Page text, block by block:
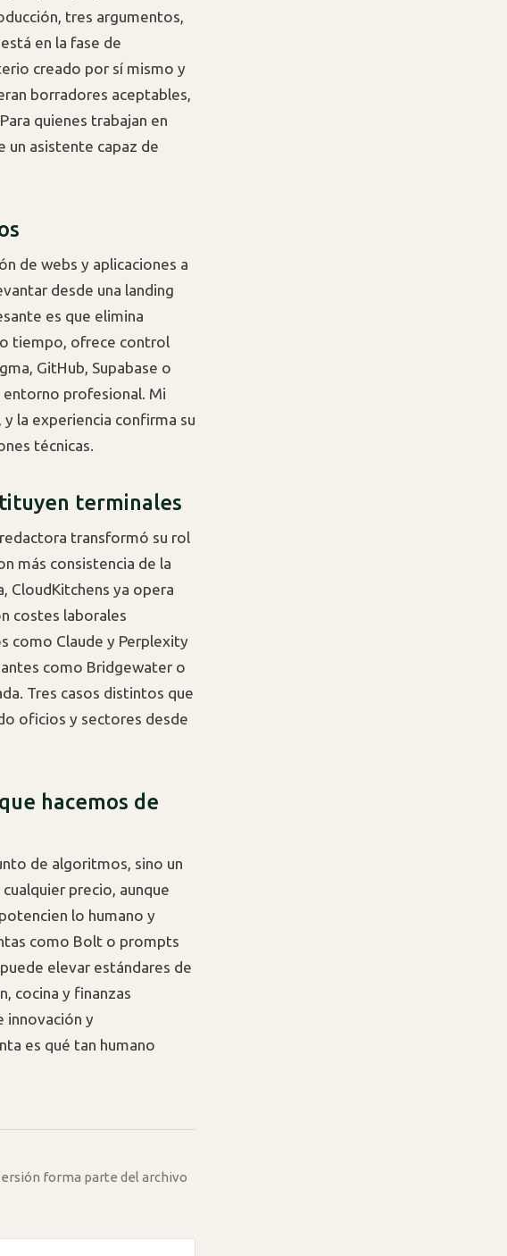
tres argumentos,
en la fase de
creado por sí mismo y
borradores aceptables,
quienes trabajan en
un asistente capaz de
de webs y aplicaciones a
desde una landing
es que elimina
tiempo, ofrece control
GitHub, Supabase o
entorno profesional. Mi
la experiencia confirma su
técnicas.
terminales
transformó su rol
más consistencia de la
CloudKitchens ya opera
costes laborales
como Claude y Perplexity
como Bridgewater o
Tres casos distintos que
oficios y sectores desde
hacemos de
de algoritmos, sino un
precio, aunque
lo humano y
como Bolt o prompts
elevar estándares de
cocina y finanzas
innovación y
es qué tan humano
forma parte del archivo